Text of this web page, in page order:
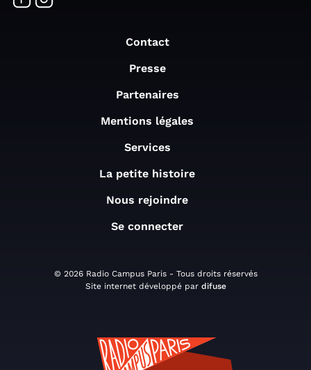
Contact
Presse
Partenaires
Mentions légales
Services
La petite histoire
Nous rejoindre
Se connecter
© 2026 Radio Campus Paris - Tous droits réservés
Site internet développé par difuse